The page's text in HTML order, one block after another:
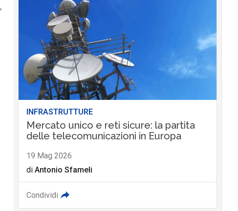
,
INFRASTRUTTURE
Mercato unico e reti sicure: la partita
delle telecomunicazioni in Europa
19 Mag 2026
di Antonio Sfameli
Condividi